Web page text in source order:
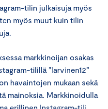
tilin julkaisuja myös
myös muut kuin tilin
markkinoijan osakas
tilillä ”larvinen12”
havaintojen mukaan sekä
mainoksia. Markkinoidulla